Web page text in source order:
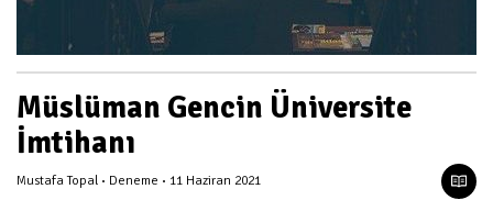
Müslüman Gencin Üniversite
İmtihanı
Mustafa Topal Deneme 11 Haziran 2021